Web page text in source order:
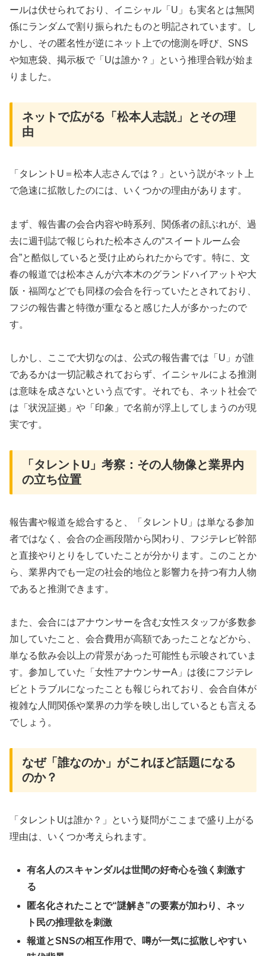
ールは伏せられており、イニシャル「U」も実名とは無関
係にランダムで割り振られたものと明記されています。し
かし、その匿名性が逆にネット上での憶測を呼び、SNS
や知恵袋、掲示板で「Uは誰か？」という推理合戦が始ま
りました。
ネットで広がる「松本人志説」とその理
由
「タレントU＝松本人志さんでは？」という説がネット上
で急速に拡散したのには、いくつかの理由があります。
まず、報告書の会合内容や時系列、関係者の顔ぶれが、過
去に週刊誌で報じられた松本さんの“スイートルーム会
合”と酷似していると受け止められたからです。特に、文
春の報道では松本さんが六本木のグランドハイアットや大
阪・福岡などでも同様の会合を行っていたとされており、
フジの報告書と特徴が重なると感じた人が多かったので
す。
しかし、ここで大切なのは、公式の報告書では「U」が誰
であるかは一切記載されておらず、イニシャルによる推測
は意味を成さないという点です。それでも、ネット社会で
は「状況証拠」や「印象」で名前が浮上してしまうのが現
実です。
「タレントU」考察：その人物像と業界内
の立ち位置
報告書や報道を総合すると、「タレントU」は単なる参加
者ではなく、会合の企画段階から関わり、フジテレビ幹部
と直接やりとりをしていたことが分かります。このことか
ら、業界内でも一定の社会的地位と影響力を持つ有力人物
であると推測できます。
また、会合にはアナウンサーを含む女性スタッフが多数参
加していたこと、会合費用が高額であったことなどから、
単なる飲み会以上の背景があった可能性も示唆されていま
す。参加していた「女性アナウンサーA」は後にフジテレ
ビとトラブルになったことも報じられており、会合自体が
複雑な人間関係や業界の力学を映し出しているとも言える
でしょう。
なぜ「誰なのか」がこれほど話題になる
のか？
「タレントUは誰か？」という疑問がここまで盛り上がる
理由は、いくつか考えられます。
有名人のスキャンダルは世間の好奇心を強く刺激す
る
匿名化されたことで“謎解き”の要素が加わり、ネッ
ト民の推理欲を刺激
報道とSNSの相互作用で、噂が一気に拡散しやすい